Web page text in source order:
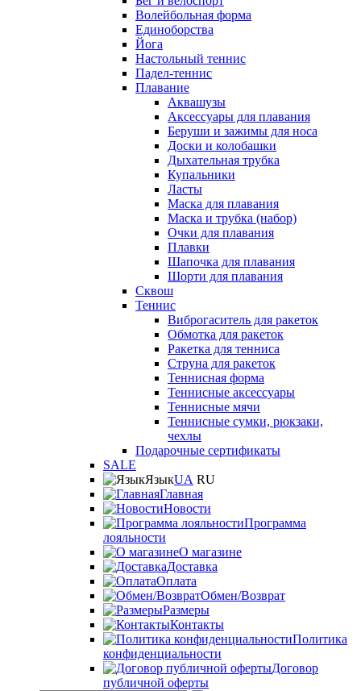
Волейбольная форма
Единоборства
Йога
Настольный теннис
Падел-теннис
Плавание
Аквашузы
Аксессуары для плавания
Беруши и зажимы для носа
Доски и колобашки
Дыхательная трубка
Купальники
Ласты
Маска для плавания
Маска и трубка (набор)
Очки для плавания
Плавки
Шапочка для плавания
Шорти для плавания
Сквош
Теннис
Виброгаситель для ракеток
Обмотка для ракеток
Ракетка для тенниса
Струна для ракеток
Теннисная форма
Теннисные аксессуары
Теннисные мячи
Теннисные сумки, рюкзаки,
чехлы
Подарочные сертификаты
SALE
ЯзыкUA RU
Главная
Новости
Программа
лояльности
О магазине
Доставка
Оплата
Обмен/Возврат
Размеры
Контакты
Политика
конфиденциальности
Договор
публичной оферты